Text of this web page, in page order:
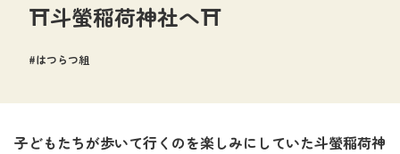
⛩斗螢稲荷神社へ⛩
はつらつ組
子どもたちが歩いて行くのを楽しみにしていた斗螢稲荷神